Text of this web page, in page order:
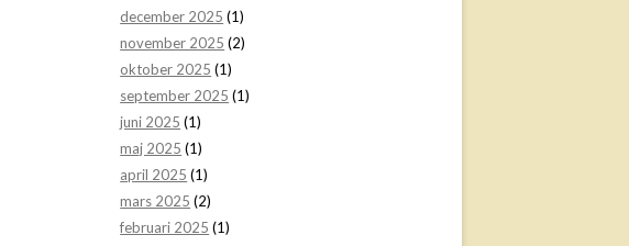
december 2025 (1)
november 2025 (2)
oktober 2025 (1)
september 2025 (1)
juni 2025 (1)
maj 2025 (1)
april 2025 (1)
mars 2025 (2)
februari 2025 (1)